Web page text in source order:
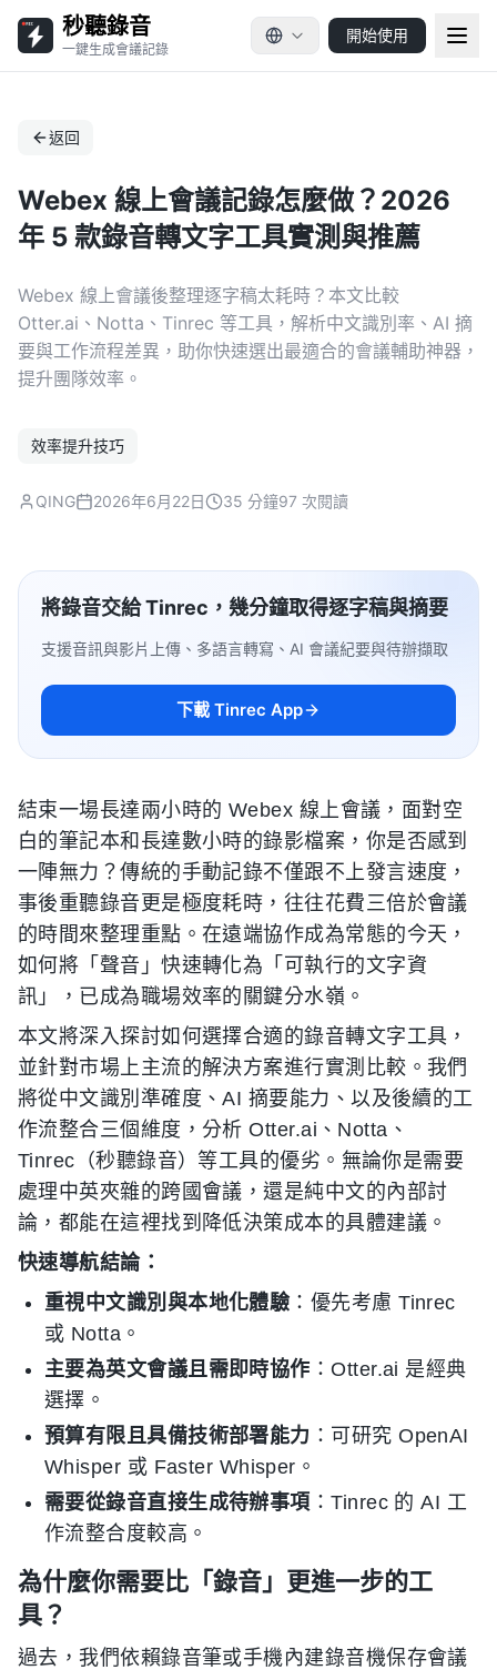
秒聽錄音
一鍵生成會議記錄
開始使用
返回
Webex 線上會議記錄怎麼做？2026
年 5 款錄音轉文字工具實測與推薦
Webex 線上會議後整理逐字稿太耗時？本文比較
Otter.ai、Notta、Tinrec 等工具，解析中文識別率、AI 摘
要與工作流程差異，助你快速選出最適合的會議輔助神器，
提升團隊效率。
效率提升技巧
QING 2026年6月22日 35 分鐘97 次閱讀
將錄音交給 Tinrec，幾分鐘取得逐字稿與摘要
支援音訊與影片上傳、多語言轉寫、AI 會議紀要與待辦擷取
下載 Tinrec App
結束一場長達兩小時的 Webex 線上會議，面對空
白的筆記本和長達數小時的錄影檔案，你是否感到
一陣無力？傳統的手動記錄不僅跟不上發言速度，
事後重聽錄音更是極度耗時，往往花費三倍於會議
的時間來整理重點。在遠端協作成為常態的今天，
如何將「聲音」快速轉化為「可執行的文字資
訊」，已成為職場效率的關鍵分水嶺。
本文將深入探討如何選擇合適的錄音轉文字工具，
並針對市場上主流的解決方案進行實測比較。我們
將從中文識別準確度、AI 摘要能力、以及後續的工
作流整合三個維度，分析 Otter.ai、Notta、
Tinrec（秒聽錄音）等工具的優劣。無論你是需要
處理中英夾雜的跨國會議，還是純中文的內部討
論，都能在這裡找到降低決策成本的具體建議。
快速導航結論：
重視中文識別與本地化體驗 ：優先考慮 Tinrec
或 Notta。
主要為英文會議且需即時協作 ：Otter.ai 是經典
選擇。
預算有限且具備技術部署能力 ：可研究 OpenAI
Whisper 或 Faster Whisper。
需要從錄音直接生成待辦事項 ：Tinrec 的 AI 工
作流整合度較高。
為什麼你需要比「錄音」更進一步的工
具？
過去，我們依賴錄音筆或手機內建錄音機保存會議